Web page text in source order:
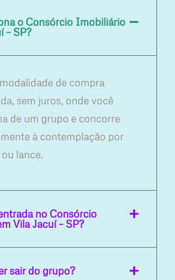
o Consórcio Imobiliário
– SP?
de compra
sem juros, onde você
de um grupo e concorre
à contemplação por
lance.
no Consórcio
Vila Jacuí – SP?
sair do grupo?